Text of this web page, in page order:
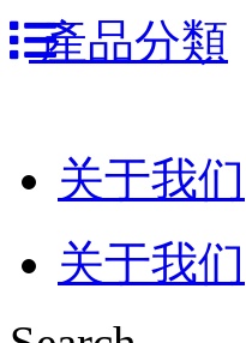
跳
到
產品分類
关于我们
关于我们